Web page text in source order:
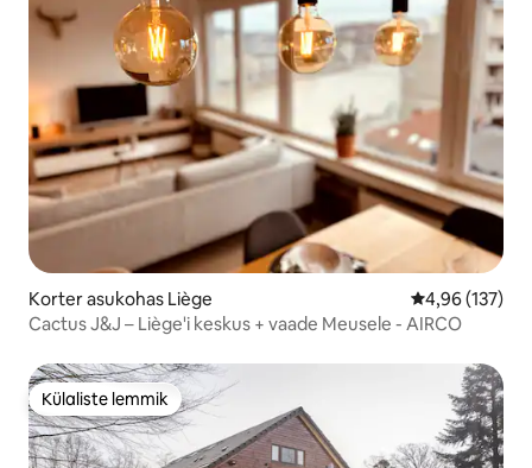
Korter asukohas Liège Keskmine
4,96 (137)
Cactus J&J – Liège'i keskus + vaade Meusele - AIRCO
Külaliste lemmik
Külaliste lemmik